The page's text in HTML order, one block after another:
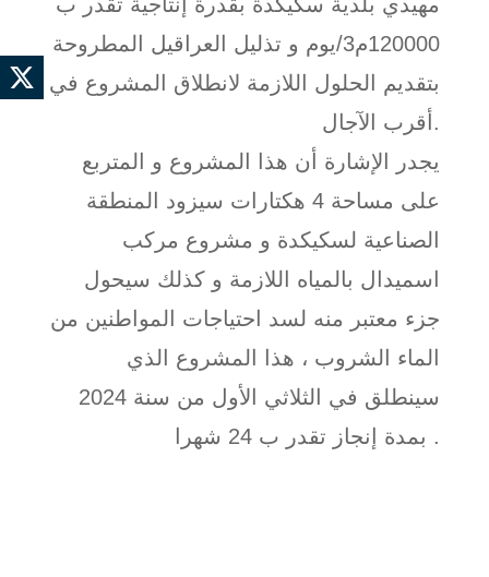
120000م3/يوم و تذليل العراقيل المطروحة
بتقديم الحلول اللازمة لانطلاق المشروع في
أقرب الآجال.
يجدر الإشارة أن هذا المشروع و المتربع
على مساحة 4 هكتارات سيزود المنطقة
الصناعية لسكيكدة و مشروع مركب
اسميدال بالمياه اللازمة و كذلك سيحول
جزء معتبر منه لسد احتياجات المواطنين من
الماء الشروب ، هذا المشروع الذي
سينطلق في الثلاثي الأول من سنة 2024
بمدة إنجاز تقدر ب 24 شهرا .